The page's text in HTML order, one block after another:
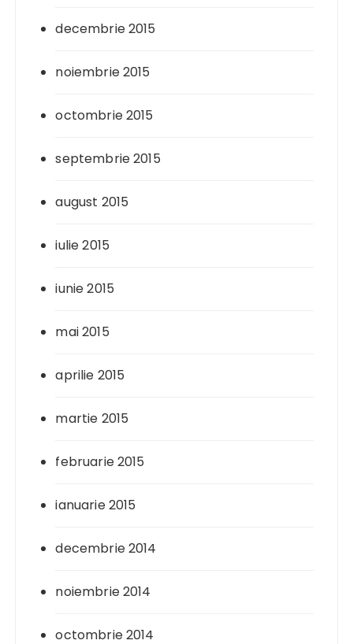
decembrie 2015
noiembrie 2015
octombrie 2015
septembrie 2015
august 2015
iulie 2015
iunie 2015
mai 2015
aprilie 2015
martie 2015
februarie 2015
ianuarie 2015
decembrie 2014
noiembrie 2014
octombrie 2014